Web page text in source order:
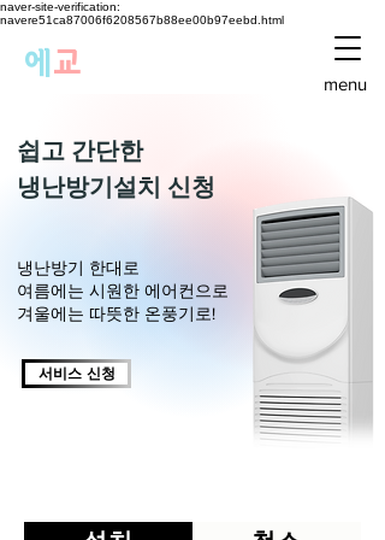
naver-site-verification:
navere51ca87006f6208567b88ee00b97eebd.html
에교
menu
쉽고 간단한
​냉난방기설치 신청
서비스 신청
냉난방기 한대로
여름에는 시원한 에어컨으로
​겨울에는 따뜻한 온풍기로!